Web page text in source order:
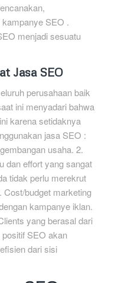
SEO .
menjadi sesuatu
Jasa SEO
perusahaan baik
ini menyadari bahwa
karena setidaknya
jasa SEO :
usaha. 2.
dan effort yang sangat
tidak perlu merekrut
budget marketing
kampanye iklan.
yang berasal dari
SEO akan
dari sisi